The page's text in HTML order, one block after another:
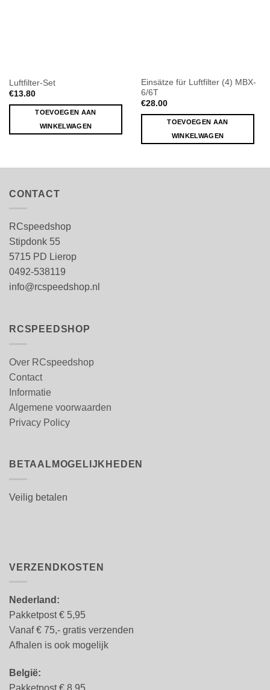
Luftfilter-Set
€13.80
TOEVOEGEN AAN
WINKELWAGEN
Einsätze für Luftfilter (4) MBX-
6/6T
€28.00
TOEVOEGEN AAN
WINKELWAGEN
CONTACT
RCspeedshop
Stipdonk 55
5715 PD Lierop
0492-538119
info@rcspeedshop.nl
RCSPEEDSHOP
Over RCspeedshop
Contact
Informatie
Algemene voorwaarden
Privacy Policy
BETAALMOGELIJKHEDEN
Veilig betalen
VERZENDKOSTEN
Nederland:
Pakketpost € 5,95
Vanaf € 75,- gratis verzenden
Afhalen is ook mogelijk
België:
Pakketpost € 8.95